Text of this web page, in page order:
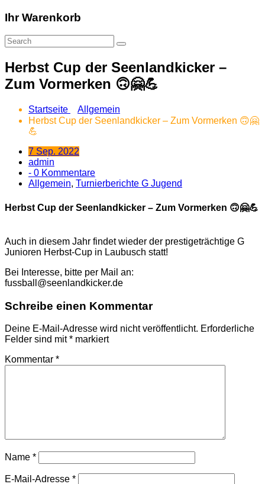
Ihr Warenkorb
Herbst Cup der Seenlandkicker –
Zum Vormerken 🙃🤗💪
Startseite
Allgemein
Herbst Cup der Seenlandkicker – Zum Vormerken 🙃🤗
💪
7 Sep. 2022
admin
- 0 Kommentare
Allgemein, Turnierberichte G Jugend
Herbst Cup der Seenlandkicker – Zum Vormerken 🙃🤗💪
Auch in diesem Jahr findet wieder der prestigeträchtige G
Junioren Herbst-Cup in Laubusch statt!
Bei Interesse, bitte per Mail an:
fussball@seenlandkicker.de
Schreibe einen Kommentar
Deine E-Mail-Adresse wird nicht veröffentlicht. Erforderliche
Felder sind mit* markiert
Kommentar *
Name *
E-Mail-Adresse *